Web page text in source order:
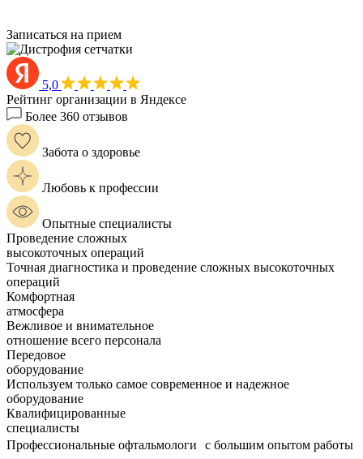
Записаться на прием
5,0
Рейтинг организации в Яндексе
Более 360 отзывов
Забота о здоровье
Любовь к профессии
Опытные специалисты
Проведение сложных
высокоточных операций
Точная диагностика и проведение сложных высокоточных
операций
Комфортная
атмосфера
Вежливое и внимательное
отношение всего персонала
Передовое
оборудование
Используем только самое современное и надежное
оборудование
Квалифицированные
специалисты
Профессиональные офтальмологи с большим опытом работы